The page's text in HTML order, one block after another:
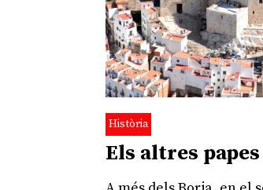
Història
Els altres papes